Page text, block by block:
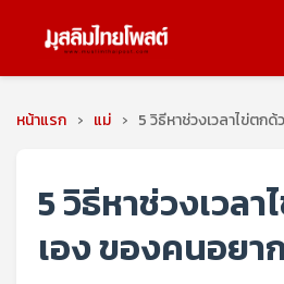
หน้าแรก › แม่ › 5 วิธีหาช่วงเวลาไข่ตก
5 วิธีหาช่วงเวล
เอง ของคนอยา